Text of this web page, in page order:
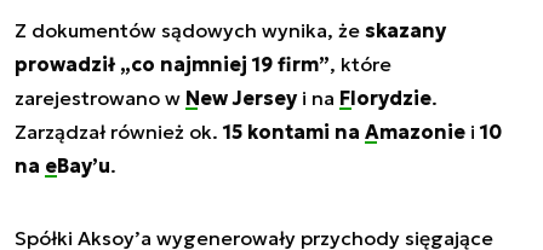
Z dokumentów sądowych wynika, że skazany
prowadził „co najmniej 19 firm”, które
zarejestrowano w New Jerseyi na Florydzie.
Zarządzał również ok. 15 kontami na Amazonie i 10
na eBay’u.
Spółki Aksoy’a wygenerowały przychody sięgające